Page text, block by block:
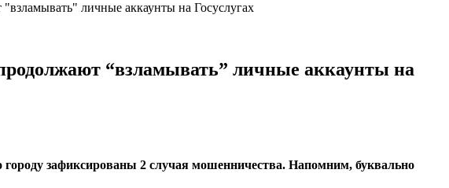
личные аккаунты на Госуслугах
“взламывать” личные аккаунты на
зафиксированы 2 случая мошенничества. Напомним, буквально